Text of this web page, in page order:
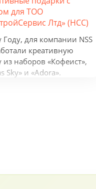
для ТОО
Лтд» (НСС)
для компании NSS
креативную
из наборов «Кофеист»,
Sky» и «Adora».
покоя становятся